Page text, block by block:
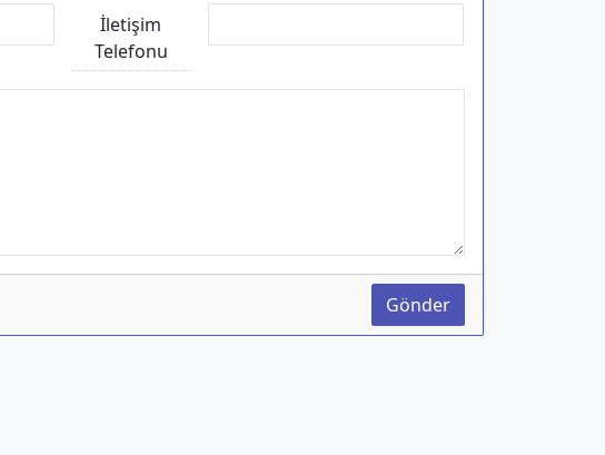
İletişim
Telefonu
Gönder